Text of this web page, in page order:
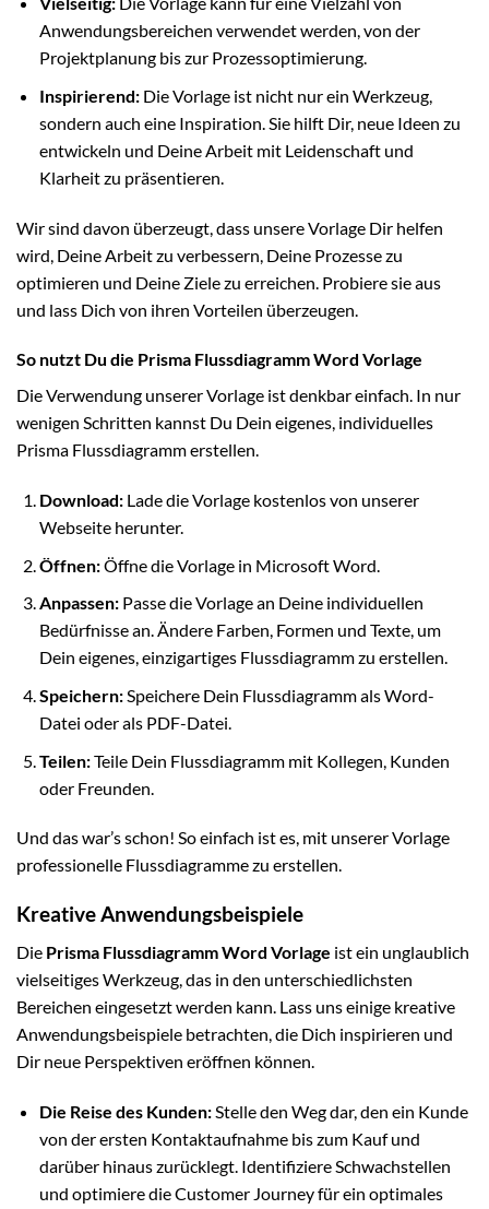
Anwendungsbereichen verwendet werden, von der
Projektplanung bis zur Prozessoptimierung.
Inspirierend:Die Vorlage ist nicht nur ein Werkzeug,
sondern auch eine Inspiration. Sie hilft Dir, neue Ideen zu
entwickeln und Deine Arbeit mit Leidenschaft und
Klarheit zu präsentieren.
Wir sind davon überzeugt, dass unsere Vorlage Dir helfen
wird, Deine Arbeit zu verbessern, Deine Prozesse zu
optimieren und Deine Ziele zu erreichen. Probiere sie aus
und lass Dich von ihren Vorteilen überzeugen.
So nutzt Du die Prisma Flussdiagramm Word Vorlage
Die Verwendung unserer Vorlage ist denkbar einfach. In nur
wenigen Schritten kannst Du Dein eigenes, individuelles
Prisma Flussdiagramm erstellen.
Download:Lade die Vorlage kostenlos von unserer
Webseite herunter.
Öffnen:Öffne die Vorlage in Microsoft Word.
Anpassen:Passe die Vorlage an Deine individuellen
Bedürfnisse an. Ändere Farben, Formen und Texte, um
Dein eigenes, einzigartiges Flussdiagramm zu erstellen.
Speichern:Speichere Dein Flussdiagramm als Word-
Datei oder als PDF-Datei.
Teilen:Teile Dein Flussdiagramm mit Kollegen, Kunden
oder Freunden.
Und das war’s schon! So einfach ist es, mit unserer Vorlage
professionelle Flussdiagramme zu erstellen.
Kreative Anwendungsbeispiele
Die Prisma Flussdiagramm Word Vorlage ist ein unglaublich
vielseitiges Werkzeug, das in den unterschiedlichsten
Bereichen eingesetzt werden kann. Lass uns einige kreative
Anwendungsbeispiele betrachten, die Dich inspirieren und
Dir neue Perspektiven eröffnen können.
Die Reise des Kunden:Stelle den Weg dar, den ein Kunde
von der ersten Kontaktaufnahme bis zum Kauf und
darüber hinaus zurücklegt. Identifiziere Schwachstellen
und optimiere die Customer Journey für ein optimales